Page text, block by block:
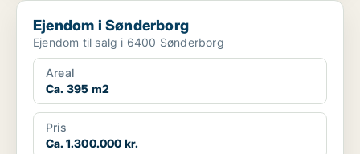
Ejendom i Sønderborg
Ejendom i Sønderborg
Ejendom til salg i 6400 Sønderborg
Areal
Ca. 395 m2
Pris
Ca. 1.300.000 kr.